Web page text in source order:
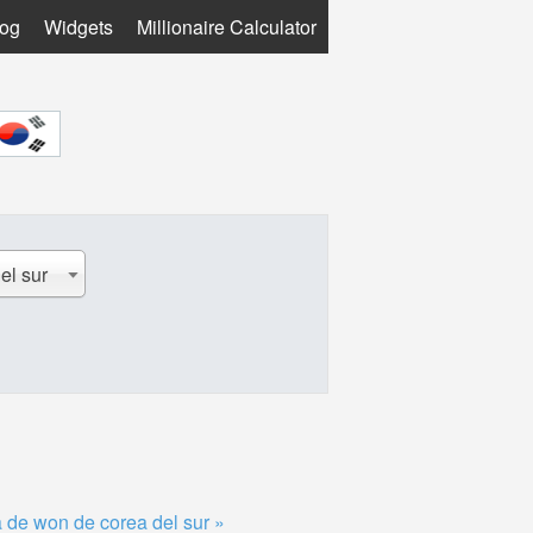
Widgets Millionaire Calculator
sur
won de corea del sur »